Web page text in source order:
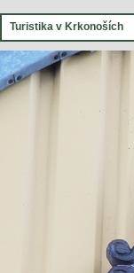
Turistika v Krkonoších